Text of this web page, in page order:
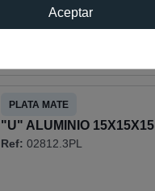
"U" ALUMINIO 15X15X15
Ref:02812.3PB
"U" ALUMINIO 15X15X15
PLATA MATE
Ref: 02812.3PL
Aceptar